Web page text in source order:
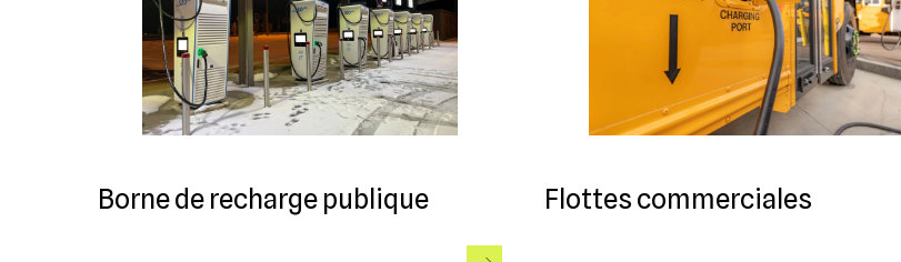
Borne de recharge publique Flottes commerciales